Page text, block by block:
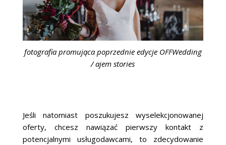
fotografia promująca poprzednie edycje OFFWedding
/ ajem stories
Jeśli natomiast poszukujesz wyselekcjonowanej
oferty, chcesz nawiązać pierwszy kontakt z
potencjalnymi usługodawcami, to zdecydowanie